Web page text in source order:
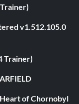
v1.512.105.0
Trainer)
Heart of Chornobyl